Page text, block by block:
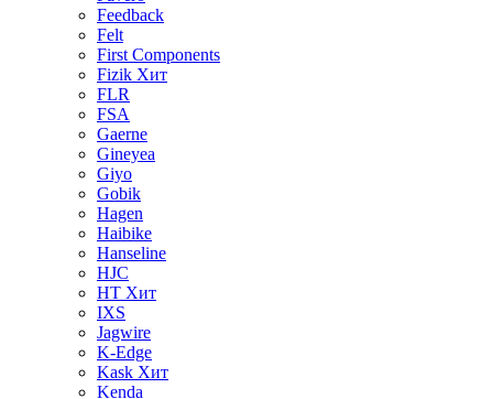
Feedback
Felt
First Components
Fizik Хит
FLR
FSA
Gaerne
Gineyea
Giyo
Gobik
Hagen
Haibike
Hanseline
HJC
HT Хит
IXS
Jagwire
K-Edge
Kask Хит
Kenda